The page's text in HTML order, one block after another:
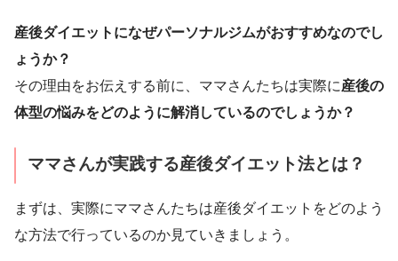
産後ダイエットになぜパーソナルジムがおすすめなのでし
ょうか？
その理由をお伝えする前に、ママさんたちは実際に産後の
体型の悩みをどのように解消しているのでしょうか？
ママさんが実践する産後ダイエット法とは？
まずは、実際にママさんたちは産後ダイエットをどのよう
な方法で行っているのか見ていきましょう。